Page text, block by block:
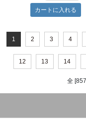
1 2 3 4
12 13 14
全